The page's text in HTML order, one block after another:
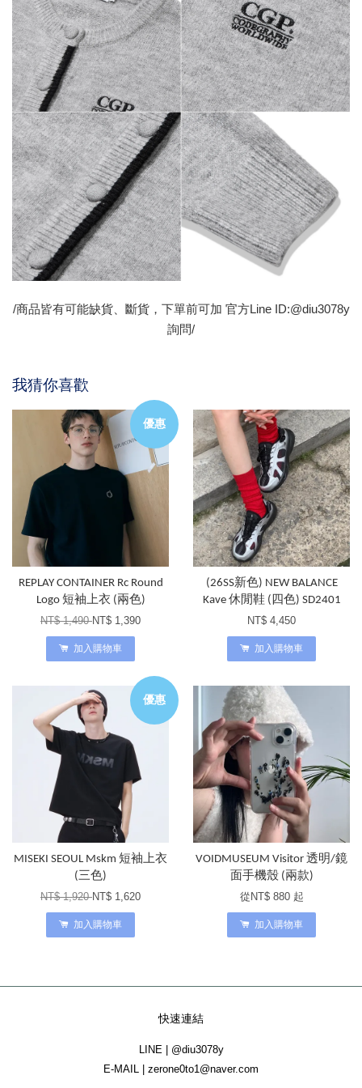
/商品皆有可能缺貨、斷貨，下單前可加 官方Line ID:@diu3078y
詢問/
我猜你喜歡
優惠
REPLAY CONTAINER Rc Round
Logo 短袖上衣 (兩色)
NT$ 1,490NT$ 1,390
加入購物車
(26SS新色) NEW BALANCE
Kave 休閒鞋 (四色) SD2401
NT$ 4,450
加入購物車
優惠
MISEKI SEOUL Mskm 短袖上衣
(三色)
NT$ 1,920NT$ 1,620
加入購物車
VOIDMUSEUM Visitor 透明/鏡
面手機殼 (兩款)
從 NT$ 880 起
加入購物車
快速連結
LINE | @diu3078y
E-MAIL | zerone0to1@naver.com